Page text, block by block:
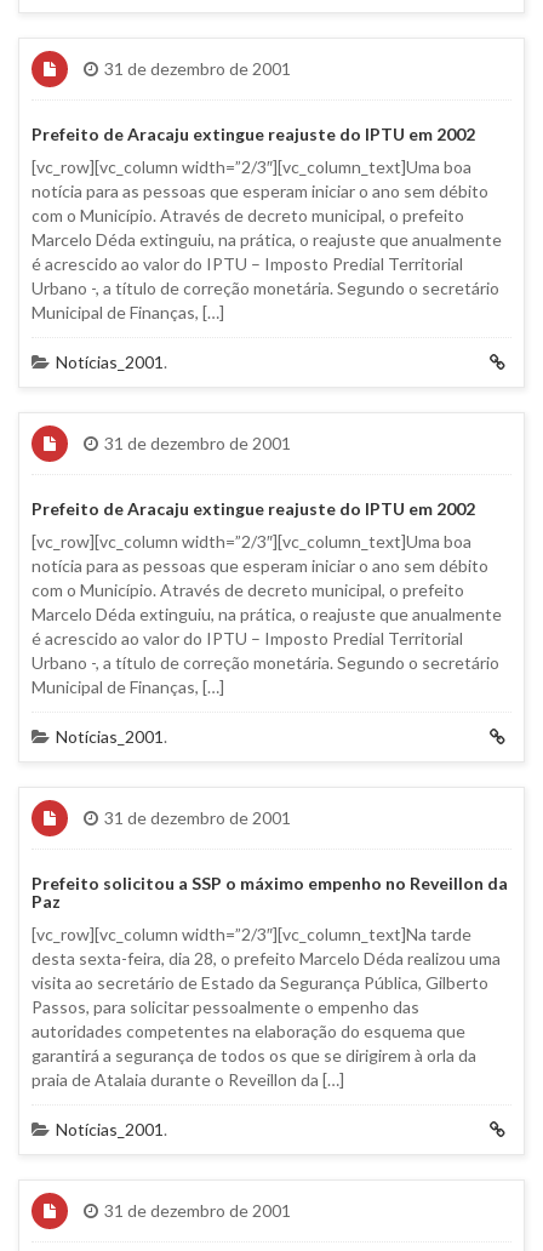
31 de dezembro de 2001
Prefeito de Aracaju extingue reajuste do IPTU em 2002
[vc_row][vc_column width=”2/3″][vc_column_text]Uma boa
notícia para as pessoas que esperam iniciar o ano sem débito
com o Município. Através de decreto municipal, o prefeito
Marcelo Déda extinguiu, na prática, o reajuste que anualmente
é acrescido ao valor do IPTU – Imposto Predial Territorial
Urbano -, a título de correção monetária. Segundo o secretário
Municipal de Finanças, […]
Notícias_2001.
31 de dezembro de 2001
Prefeito de Aracaju extingue reajuste do IPTU em 2002
[vc_row][vc_column width=”2/3″][vc_column_text]Uma boa
notícia para as pessoas que esperam iniciar o ano sem débito
com o Município. Através de decreto municipal, o prefeito
Marcelo Déda extinguiu, na prática, o reajuste que anualmente
é acrescido ao valor do IPTU – Imposto Predial Territorial
Urbano -, a título de correção monetária. Segundo o secretário
Municipal de Finanças, […]
Notícias_2001.
31 de dezembro de 2001
Prefeito solicitou a SSP o máximo empenho no Reveillon da
Paz
[vc_row][vc_column width=”2/3″][vc_column_text]Na tarde
desta sexta-feira, dia 28, o prefeito Marcelo Déda realizou uma
visita ao secretário de Estado da Segurança Pública, Gilberto
Passos, para solicitar pessoalmente o empenho das
autoridades competentes na elaboração do esquema que
garantirá a segurança de todos os que se dirigirem à orla da
praia de Atalaia durante o Reveillon da […]
Notícias_2001.
31 de dezembro de 2001